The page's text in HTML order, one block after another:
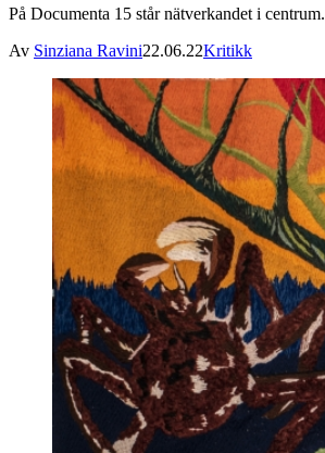
På Documenta 15 står nätverkandet i centrum.
Av Sinziana Ravini22.06.22Kritikk